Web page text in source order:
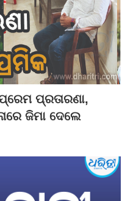
ପ୍ରତାରଣା,
ଜିମା ଦେଲେ